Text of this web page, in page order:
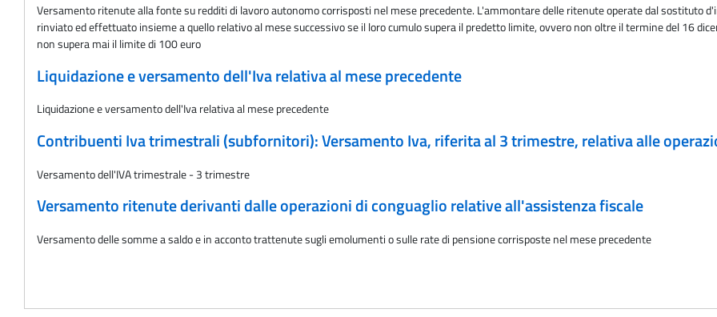
Versamento ritenute alla fonte su redditi di lavoro autonomo corrisposti nel mese precedente. L'ammontare delle ritenute operate dal sostituto
rinviato ed effettuato insieme a quello relativo al mese successivo se il loro cumulo supera il predetto limite, ovvero non oltre il termine del 16
non supera mai il limite di 100 euro
Liquidazione e versamento dell'Iva relativa al mese precedente
Liquidazione e versamento dell'Iva relativa al mese precedente
Contribuenti Iva trimestrali (subfornitori): Versamento Iva, riferita al 3 trimestre, relativa alle
Versamento dell'IVA trimestrale - 3 trimestre
Versamento ritenute derivanti dalle operazioni di conguaglio relative all'assistenza fiscale
Versamento delle somme a saldo e in acconto trattenute sugli emolumenti o sulle rate di pensione corrisposte nel mese precedente